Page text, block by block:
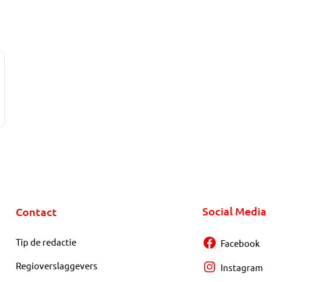
Contact
Tip de redactie
Regioverslaggevers
Social Media
Facebook
Instagram